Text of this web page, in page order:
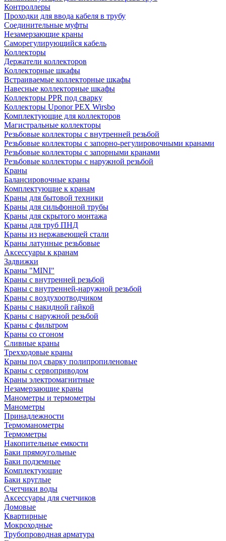
Контроллеры
Проходки для ввода кабеля в трубу
Соединительные муфты
Незамерзающие краны
Саморегулирующийся кабель
Коллекторы
Держатели коллекторов
Коллекторные шкафы
Встраиваемые коллекторные шкафы
Навесные коллекторные шкафы
Коллекторы PPR под сварку
Коллекторы Uponor PEX Wirsbo
Комплектующие для коллекторов
Магистральные коллекторы
Резьбовые коллекторы с внутренней резьбой
Резьбовые коллекторы с запорно-регулировочными кранами
Резьбовые коллекторы с запорными кранами
Резьбовые коллекторы с наружной резьбой
Краны
Балансировочные краны
Комплектующие к кранам
Краны для бытовой техники
Краны для сильфонной трубы
Краны для скрытого монтажа
Краны для труб ПНД
Краны из нержавеющей стали
Краны латунные резьбовые
Аксессуары к кранам
Задвижки
Краны "MINI"
Краны с внутренней резьбой
Краны с внутренней-наружной резьбой
Краны с воздухоотводчиком
Краны с накидной гайкой
Краны с наружной резьбой
Краны с фильтром
Краны со сгоном
Сливные краны
Трехходовые краны
Краны под сварку полипропиленовые
Краны с сервоприводом
Краны электромагнитные
Незамерзающие краны
Манометры и термометры
Манометры
Принадлежности
Термоманометры
Термометры
Накопительные емкости
Баки прямоугольные
Баки подземные
Комплектующие
Баки круглые
Счетчики воды
Аксессуары для счетчиков
Домовые
Квартирные
Мокроходные
Трубопроводная арматура